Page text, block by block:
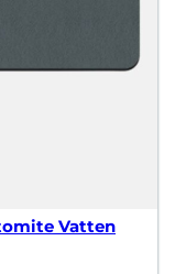
Vatten